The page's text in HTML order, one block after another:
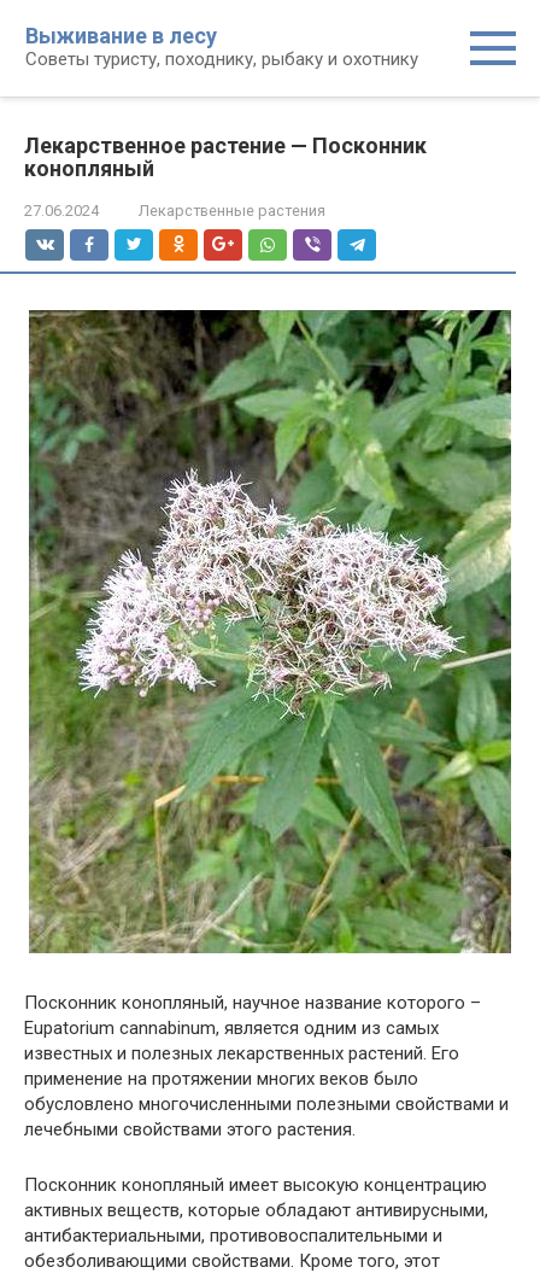
контенту
Выживание в лесу
Советы туристу, походнику, рыбаку и охотнику
Лекарственное растение — Посконник
конопляный
27.06.2024 Лекарственные растения
Посконник конопляный, научное название которого –
Eupatorium cannabinum, является одним из самых
известных и полезных лекарственных растений. Его
применение на протяжении многих веков было
обусловлено многочисленными полезными свойствами и
лечебными свойствами этого растения.
Посконник конопляный имеет высокую концентрацию
активных веществ, которые обладают антивирусными,
антибактериальными, противовоспалительными и
обезболивающими свойствами. Кроме того, этот